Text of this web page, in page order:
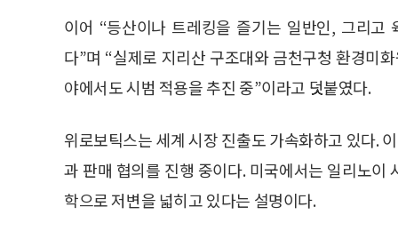
이어 “등산이나 트레킹을 즐기는 일반인, 그리
다”며 “실제로 지리산 구조대와 금천구청 환경미
야에서도 시범 적용을 추진 중”이라고 덧붙였다.
위로보틱스는 세계 시장 진출도 가속화하고 있다.
과 판매 협의를 진행 중이다. 미국에서는 일리노이
학으로 저변을 넓히고 있다는 설명이다.